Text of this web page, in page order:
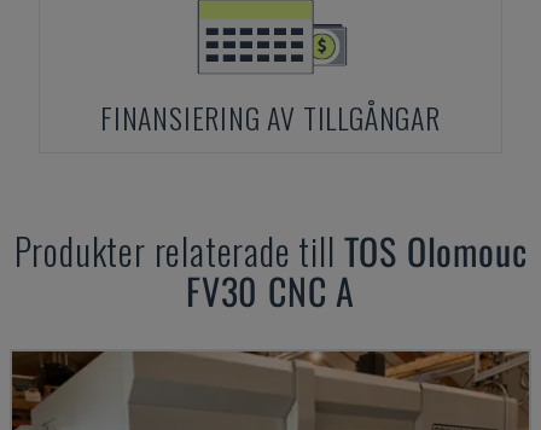
FINANSIERING AV TILLGÅNGAR
Produkter relaterade till TOS Olomouc
FV30 CNC A